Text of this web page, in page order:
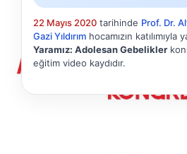
22 Mayıs 2020 tarihinde Prof. Dr.
Gazi Yıldırım hocamızın katılımıyla
Yaramız: Adolesan Gebelikler
eğitim video kaydıdır.